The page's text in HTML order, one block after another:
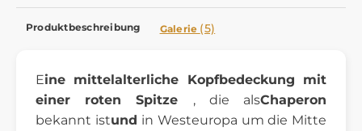
Produktbeschreibung Galerie (5)
Eine mittelalterliche Kopfbedeckung mit
einer roten Spitze , die alsChaperon
bekannt istund in Westeuropa um die Mitte